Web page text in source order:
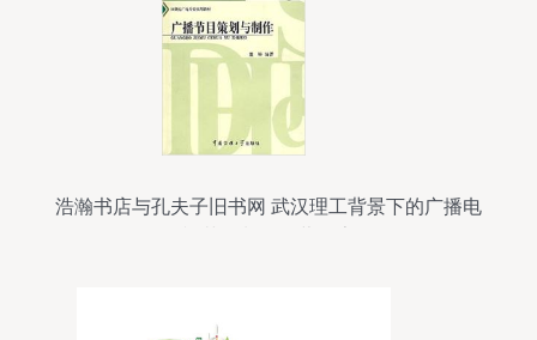
浩瀚书店与孔夫子旧书网 武汉理工背景下的广播电